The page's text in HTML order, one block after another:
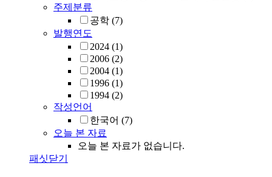
주제분류
공학 (7)
발행연도
2024 (1)
2006 (2)
2004 (1)
1996 (1)
1994 (2)
작성언어
한국어 (7)
오늘 본 자료
오늘 본 자료가 없습니다.
패싯닫기